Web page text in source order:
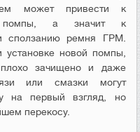
может привести к
помпы, а значит к
сползанию ремня ГРМ.
установке новой помпы,
зачищено и даже
или смазки могут
на первый взгляд, но
перекосу.